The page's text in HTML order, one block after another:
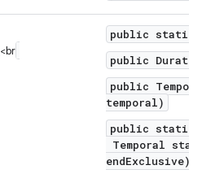
<br
public static
public
public
temporal)
public static
Temporal
endExclusive)